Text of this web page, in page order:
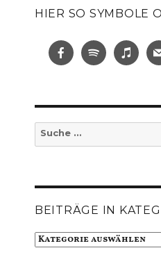
HIER SO SYMBOLE
Suche
nach:
BEITRÄGE IN
Beiträge